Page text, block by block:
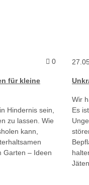
0
für kleine
Hindernis sein,
zu lassen. Wie
kann,
Garten – Ideen
Wir
Es